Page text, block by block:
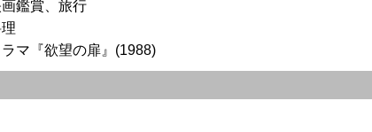
鑑賞、旅行
マ『欲望の扉』(1988)